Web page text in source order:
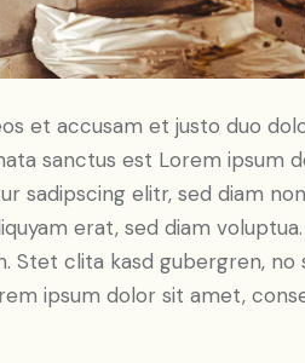
et accusam et justo duo
sanctus est Lorem ipsum
sadipscing elitr, sed diam
erat, sed diam
Stet clita kasd gubergren,
ipsum dolor sit amet,